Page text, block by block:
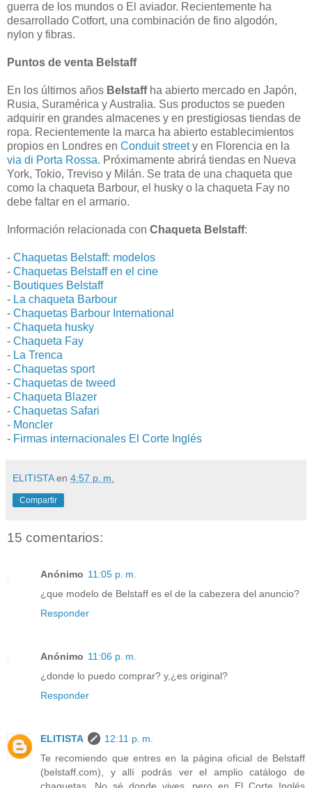
guerra de los mundos o El aviador. Recientemente ha
desarrollado Cotfort, una combinación de fino algodón,
nylon y fibras.
Puntos de venta Belstaff
En los últimos años Belstaffha abierto mercado en Japón,
Rusia, Suramérica y Australia. Sus productos se pueden
adquirir en grandes almacenes y en prestigiosas tiendas de
ropa. Recientemente la marca ha abierto establecimientos
propios en Londres en Conduit streety en Florencia en la
via di Porta Rossa. Próximamente abrirá tiendas en Nueva
York, Tokio, Treviso y Milán. Se trata de una chaqueta que
como la chaqueta Barbour, el husky o la chaqueta Fay no
debe faltar en el armario.
Información relacionada con Chaqueta Belstaff:
- Chaquetas Belstaff: modelos
- Chaquetas Belstaff en el cine
- Boutiques Belstaff
- La chaqueta Barbour
- Chaquetas Barbour International
- Chaqueta husky
- Chaqueta Fay
- La Trenca
- Chaquetas sport
- Chaquetas de tweed
- Chaqueta Blazer
- Chaquetas Safari
- Moncler
- Firmas internacionales El Corte Inglés
ELITISTA en 4:57 p. m.
Compartir
15 comentarios:
Anónimo 11:05 p. m.
¿que modelo de Belstaff es el de la cabezera del anuncio?
Responder
Anónimo 11:06 p. m.
¿donde lo puedo comprar? y,¿es original?
Responder
ELITISTA
12:11 p. m.
Te recomiendo que entres en la página oficial de Belstaff
(belstaff.com), y allí podrás ver el amplio catálogo de